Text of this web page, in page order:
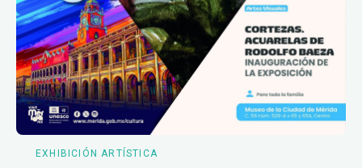
EXHIBICIÓN ARTÍSTICA